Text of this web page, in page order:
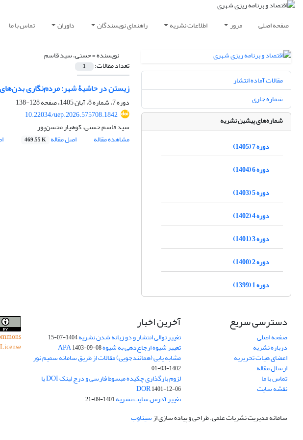
صفحه اصلی مرور اطلاعات نشریه راهنمای نویسندگان داوران تماس با ما
نویسنده =حسنی، سید قاسم
تعداد مقالات: 1
زیستن در حاشیۀ شهر: مردم‌نگاری
دوره 7، شماره 8، آبان 1405، صفحه
128-138
10.22034/uep.2026.575708.1842
سید قاسم حسنی، کوهیار محسن‌پور
مشاهده مقاله
اصل مقاله 469.55 K
مقالات آماده انتشار
شماره جاری
شماره‌های پیشین نشریه
دوره 7 (1405)
دوره 6 (1404)
دوره 5 (1403)
دوره 4 (1402)
دوره 3 (1401)
دوره 2 (1400)
دوره 1 (1399)
دسترسی سریع
صفحه اصلی
درباره نشریه
اعضای هیات تحریریه
ارسال مقاله
تماس با ما
نقشه سایت
آخرین اخبار
تغییر توالی انتشار و دو زبانه شدن نشریه1404-07-15
تغییر شیوه ارجاع‌دهی به شیوه APA1403-09-08
مشابه یابی (همانندجویی) مقالات از طریق سامانه سمیم نور
1402-03-01
لزوم بارگذاری چکیده مبسوط فارسی و درج لینک DOI یا
DOR1401-12-06
تغییر آدرس سایت نشریه1401-09-21
سامانه مدیریت نشریات علمی.طراحی و پیاده سازی ازسیناوب